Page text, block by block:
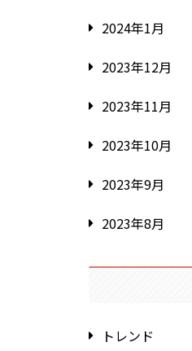
2024年1月
2023年12月
2023年11月
2023年10月
2023年9月
2023年8月
トレンド